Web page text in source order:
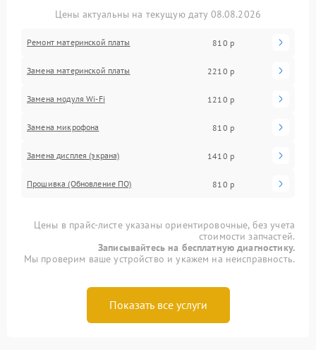
Цены актуальны на текущую дату 08.08.2026
Ремонт материнской платы 810 р
Замена материнской платы 2210 р
Замена модуля Wi-Fi 1210 р
Замена микрофона 810 р
Замена дисплея (экрана) 1410 р
Прошивка (Обновление ПО) 810 р
Цены в прайс-листе указаны ориентировочные, без учета
стоимости запчастей.
Записывайтесь на бесплатную диагностику.
Мы проверим ваше устройство и укажем на неисправность.
Показать все услуги